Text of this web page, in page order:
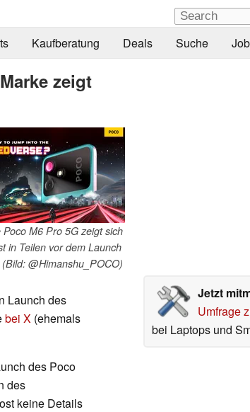
Kaufberatung Deals Suche
zeigt
Poco M6 Pro 5G zeigt sich
in Teilen vor dem Launch
@Himanshu_POCO)
Jetzt
Umfrage
bei Laptops und
Launch des
bei X (ehemals
des Poco
des
keine Details